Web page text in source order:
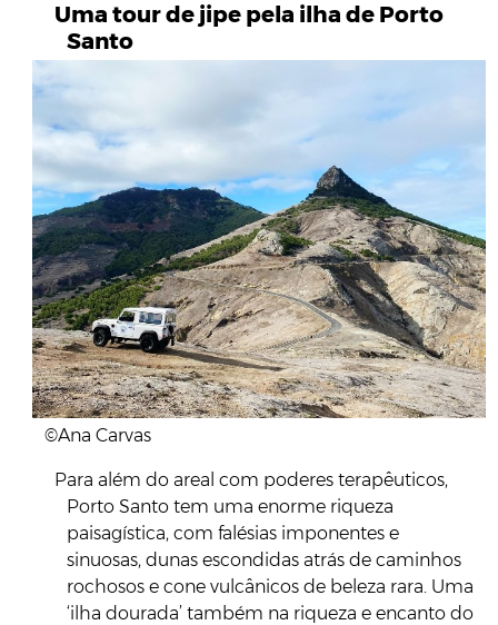
Uma tour de jipe pela ilha de Porto
Santo
©Ana Carvas
Para além do areal com poderes terapêuticos,
Porto Santo tem uma enorme riqueza
paisagística, com falésias imponentes e
sinuosas, dunas escondidas atrás de caminhos
rochosos e cone vulcânicos de beleza rara. Uma
‘ilha dourada’ também na riqueza e encanto do